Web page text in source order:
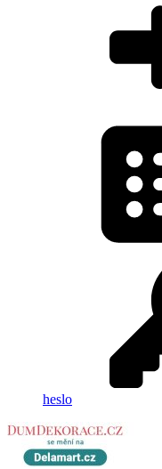
heslo